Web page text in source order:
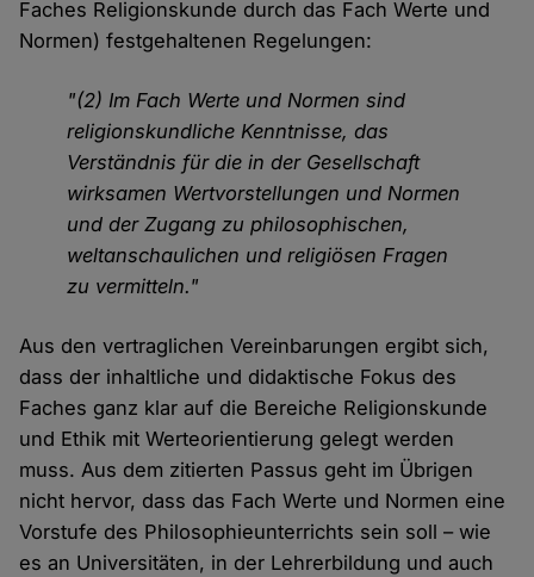
Faches Religionskunde durch das Fach Werte und
Normen) festgehaltenen Regelungen:
"(2) Im Fach Werte und Normen sind
religionskundliche Kenntnisse, das
Verständnis für die in der Gesellschaft
wirksamen Wertvorstellungen und Normen
und der Zugang zu philosophischen,
weltanschaulichen und religiösen Fragen
zu vermitteln."
Aus den vertraglichen Vereinbarungen ergibt sich,
dass der inhaltliche und didaktische Fokus des
Faches ganz klar auf die Bereiche Religionskunde
und Ethik mit Werteorientierung gelegt werden
muss. Aus dem zitierten Passus geht im Übrigen
nicht hervor, dass das Fach Werte und Normen eine
Vorstufe des Philosophieunterrichts sein soll – wie
es an Universitäten, in der Lehrerbildung und auch